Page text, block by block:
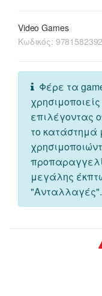
Video Games
Κωδικός:
Φέρε τα
επιλέγοντας
το κατάστημά
μεγάλης
"Ανταλλαγές".